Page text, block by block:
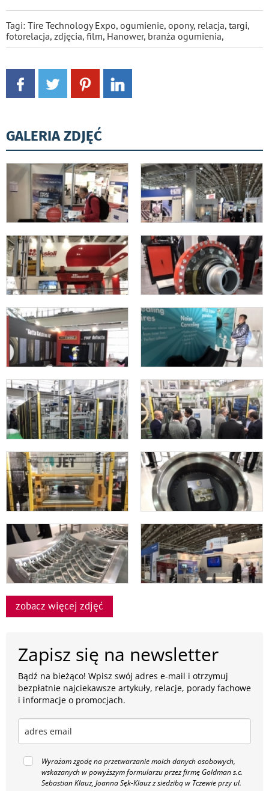
Tagi: Tire Technology Expo, ogumienie, opony, relacja, targi,
fotorelacja, zdjęcia, film, Hanower, branża ogumienia,
GALERIA ZDJĘĆ
zobacz więcej zdjęć
Zapisz się na newsletter
Bądź na bieżąco! Wpisz swój adres e-mail i otrzymuj
bezpłatnie najciekawsze artykuły, relacje, porady fachowe
i informacje o promocjach.
Wyrażam zgodę na przetwarzanie moich danych osobowych,
wskazanych w powyższym formularzu przez firmę Goldman s.c.
Sebastian Klauz, Joanna Sęk-Klauz z siedzibą w Tczewie przy ul.